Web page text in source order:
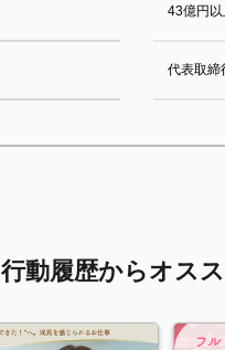
43億円以
代表取
動履歴からオス